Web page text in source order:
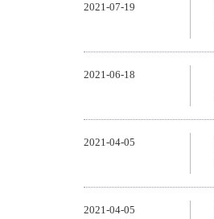
2021-07-19
2021-06-18
2021-04-05
2021-04-05